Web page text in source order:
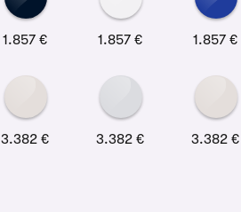
1.857 € 1.857 € 1.857 €
3.382 € 3.382 € 3.382 €